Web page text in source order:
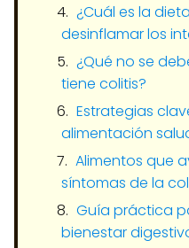
¿Cuál es la
desinflamar los
¿Qué no se
tiene colitis?
Estrategias
alimentación
Alimentos que
síntomas de la
Guía práctica
bienestar